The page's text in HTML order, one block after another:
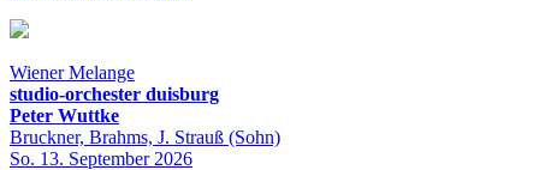
Wiener Melange
studio-orchester duisburg
Peter Wuttke
Bruckner, Brahms, J. Strauß (Sohn)
So. 13. September 2026